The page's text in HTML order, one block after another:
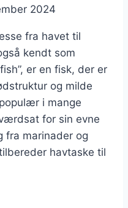
2024
fra havet til
kendt som
er en fisk, der er
og milde
i mange
for sin evne
fra marinader og
havtaske til